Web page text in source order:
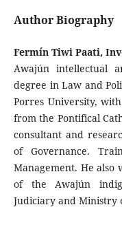
Author Biography
Fermín Tiwi Paati,
Awajún intellectual
degree in Law and
Porres University,
from the Pontifical
consultant and
of Governance.
Management. He
of the Awajún
Judiciary and Ministry